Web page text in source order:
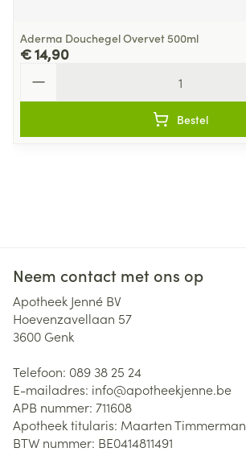
Aderma Douchegel Overvet 500ml
€ 14,90
Bestel
Neem contact met ons op
Apotheek Jenné BV
Hoevenzavellaan 57
3600 Genk
Telefoon: 089 38 25 24
E-mailadres: info@apotheekjenne.be
APB nummer: 711608
Apotheek titularis: Maarten Timmerman
BTW nummer: BE0414811491